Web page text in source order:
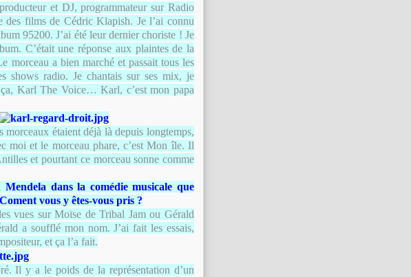
et DJ, programmateur sur Radio
films de Cédric Klapish. Je l’ai connu
95200. J’ai été leur dernier choriste ! Je
C’était une réponse aux plaintes de la
morceau a bien marché et passait tous les
shows radio. Je chantais sur ses mix, je
ça, Karl The Voice… Karl, c’est mon papa
étaient déjà là depuis longtemps,
moi et le morceau phare, c’est Mon île. Il
et pourtant ce morceau sonne comme
dans la comédie musicale que
vous y êtes-vous pris ?
vues sur Moïse de Tribal Jam ou Gérald
a soufflé mon nom. J’ai fait les essais,
et ça l’a fait.
Il y a le poids de la représentation d’un